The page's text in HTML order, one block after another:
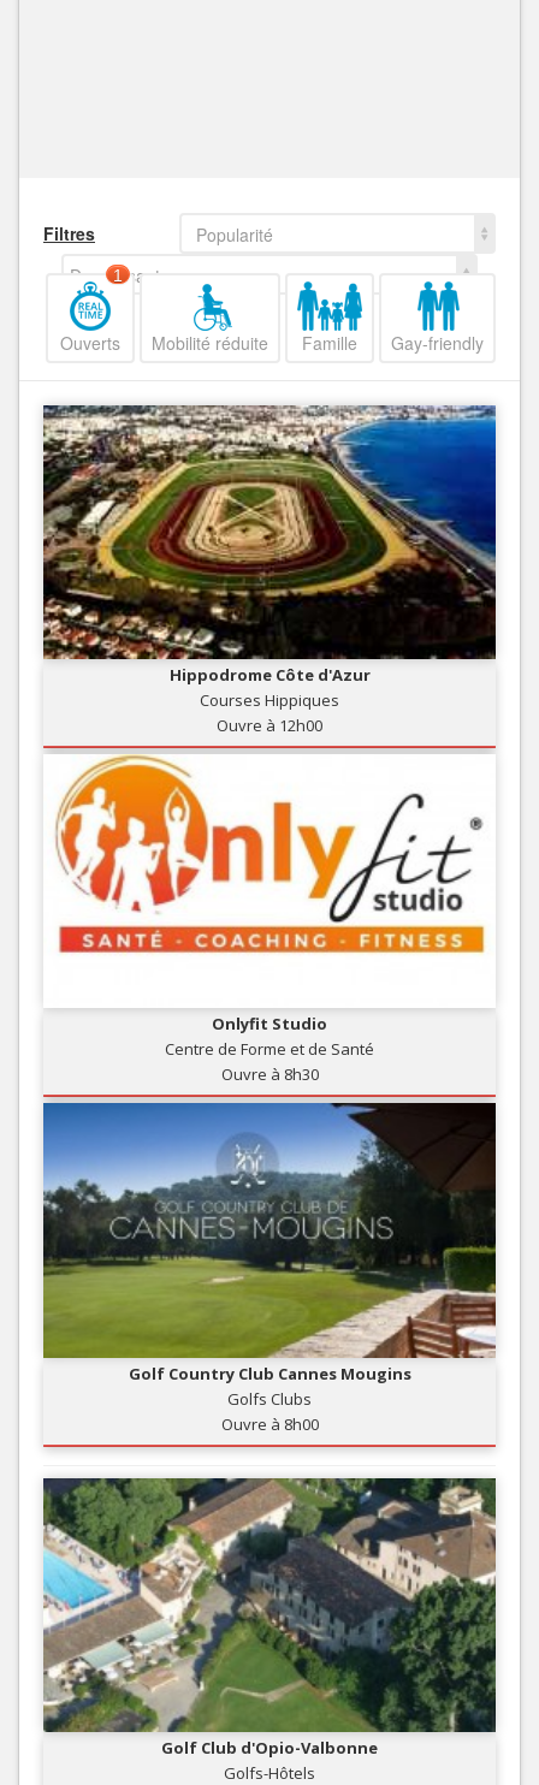
Filtres
Popularité
Decroissant
Ouverts
1
Mobilité réduite Famille Gay-friendly
Hippodrome Côte d'Azur
Courses Hippiques
Ouvre à 12h00
Onlyfit Studio
Centre de Forme et de Santé
Ouvre à 8h30
Golf Country Club Cannes Mougins
Golfs Clubs
Ouvre à 8h00
Golf Club d'Opio-Valbonne
Golfs-Hôtels